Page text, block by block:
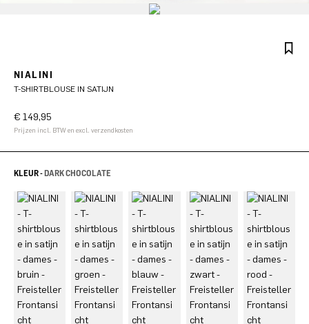
NIALINI
T-SHIRTBLOUSE IN SATIJN
€ 149,95
Prijzen incl. BTW en excl. verzendkosten
KLEUR -DARK CHOCOLATE